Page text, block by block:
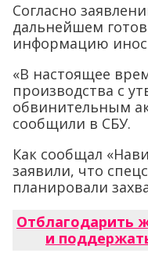
Согласно
дальнейшем
информацию
«В настоящее
производства с
обвинительным
сообщили в СБУ.
Как сообщал
заявили, что
планировали
Отблагодарить
и